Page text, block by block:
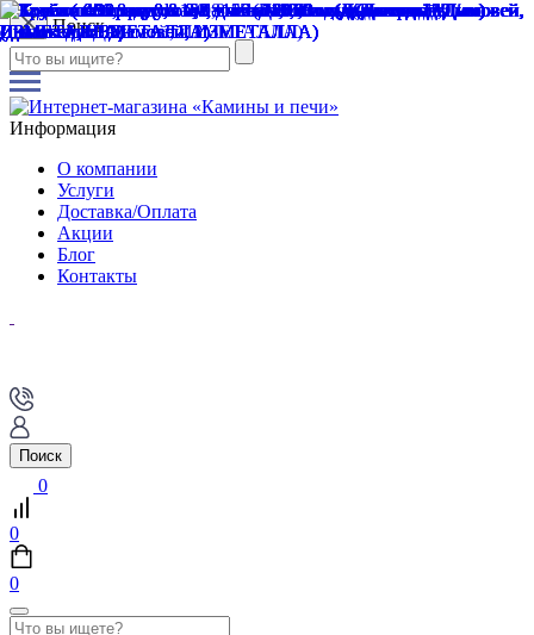
Поиск
Информация
О компании
Услуги
Доставка/Оплата
Акции
Блог
Контакты
Поиск
0
0
0